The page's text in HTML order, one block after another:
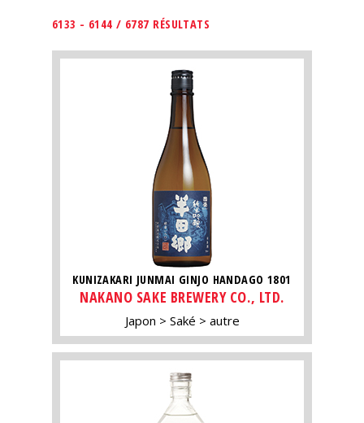
6133 - 6144 / 6787 RÉSULTATS
KUNIZAKARI JUNMAI GINJO HANDAGO 1801
NAKANO SAKE BREWERY CO., LTD.
Japon Saké autre